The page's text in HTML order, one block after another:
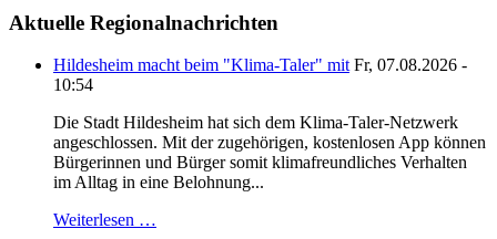
Aktuelle Regionalnachrichten
Hildesheim macht beim "Klima-Taler" mit Fr, 07.08.2026 -
10:54
Die Stadt Hildesheim hat sich dem Klima-Taler-Netzwerk
angeschlossen. Mit der zugehörigen, kostenlosen App können
Bürgerinnen und Bürger somit klimafreundliches Verhalten
im Alltag in eine Belohnung...
Weiterlesen …